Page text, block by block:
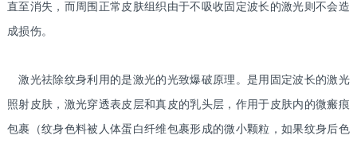
直至消失，而周围正常皮肤组织由于不吸收固定波长的激光则不会造
成损伤。
激光祛除纹身利用的是激光的光致爆破原理。是用固定波长的激光
照射皮肤，激光穿透表皮层和真皮的乳头层，作用于皮肤内的微瘢痕
包裹（纹身色料被人体蛋白纤维包裹形成的微小颗粒，如果纹身后色